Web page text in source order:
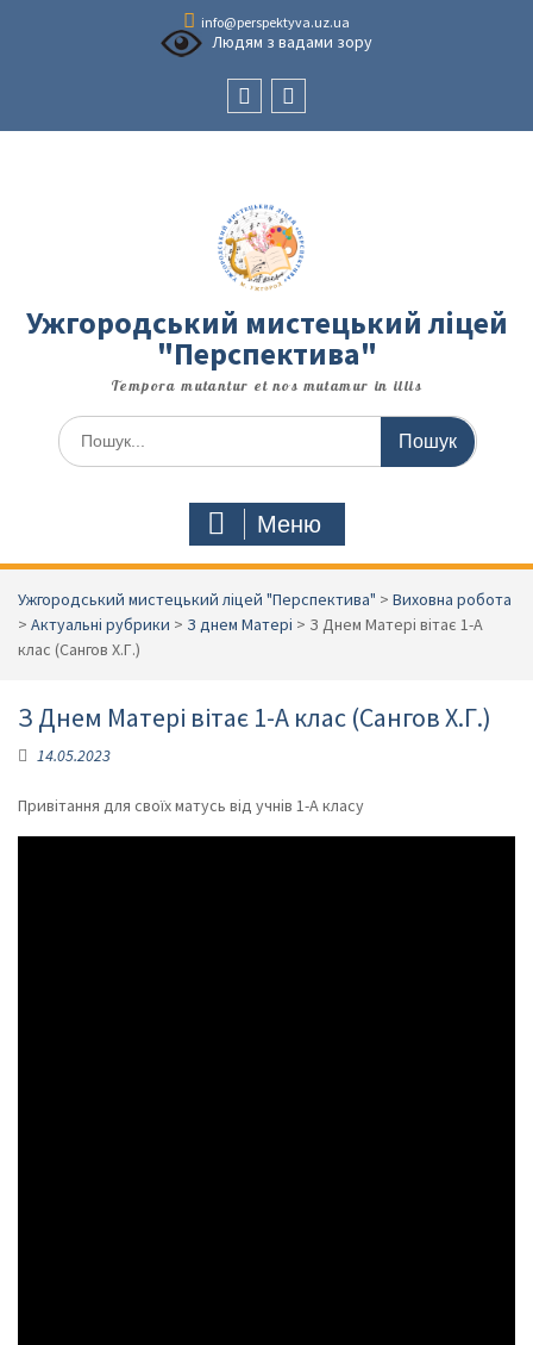
info@perspektyva.uz.ua
Людям з вадами зору
Ужгородський мистецький ліцей
"Перспектива"
Tempora mutantur et nos mutamur in illis
Шукати:
Меню
Ужгородський мистецький ліцей "Перспектива" > Виховна робота
> Актуальні рубрики > З днем Матері > З Днем Матері вітає 1-А
клас (Сангов Х.Г.)
З Днем Матері вітає 1-А клас (Сангов Х.Г.)
14.05.2023
Привітання для своїх матусь від учнів 1-А класу